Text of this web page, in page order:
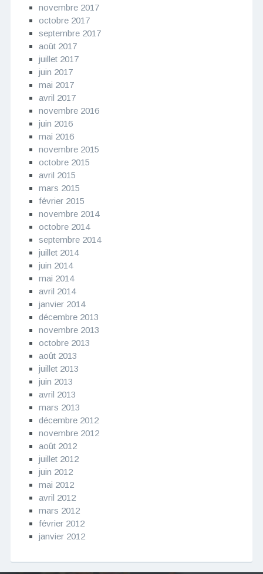
novembre 2017
octobre 2017
septembre 2017
août 2017
juillet 2017
juin 2017
mai 2017
avril 2017
novembre 2016
juin 2016
mai 2016
novembre 2015
octobre 2015
avril 2015
mars 2015
février 2015
novembre 2014
octobre 2014
septembre 2014
juillet 2014
juin 2014
mai 2014
avril 2014
janvier 2014
décembre 2013
novembre 2013
octobre 2013
août 2013
juillet 2013
juin 2013
avril 2013
mars 2013
décembre 2012
novembre 2012
août 2012
juillet 2012
juin 2012
mai 2012
avril 2012
mars 2012
février 2012
janvier 2012